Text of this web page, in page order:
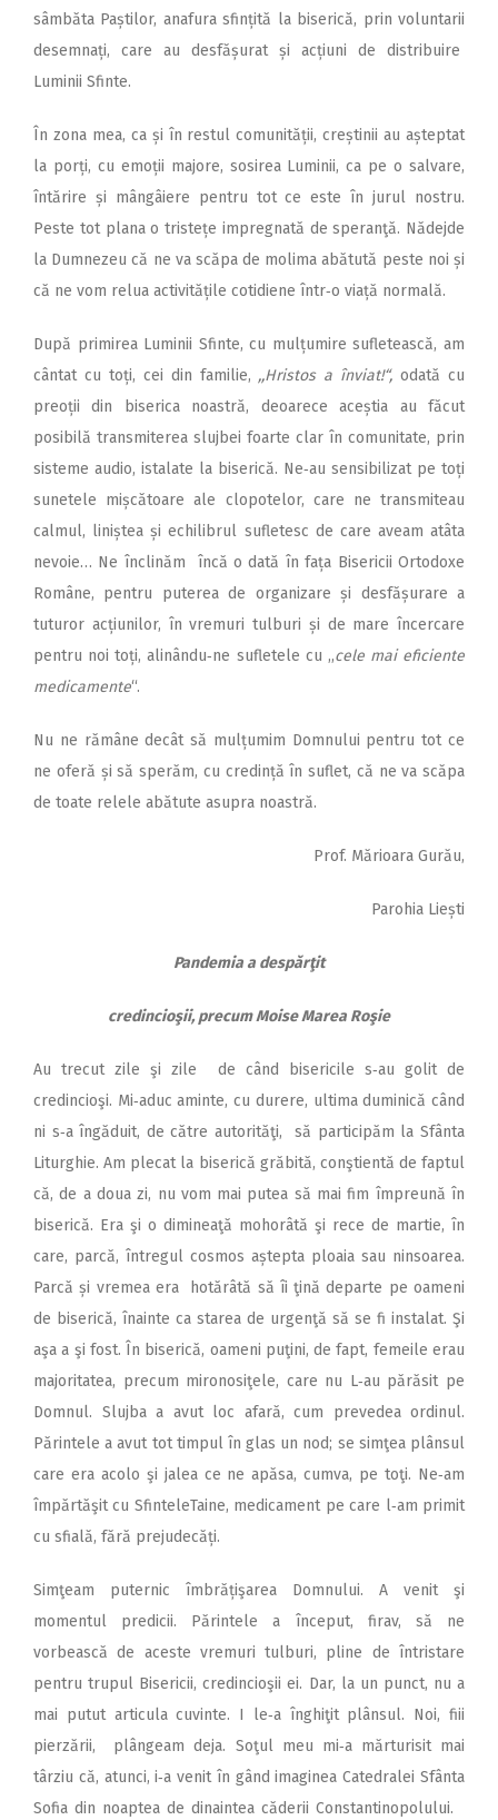
sâmbăta Paștilor, anafura sfințită la biserică, prin voluntarii
desemnați, care au desfășurat și acțiuni de distribuire
Luminii Sfinte.
În zona mea, ca și în restul comunității, creștinii au așteptat
la porți, cu emoții majore, sosirea Luminii, ca pe o salvare,
întărire și mângâiere pentru tot ce este în jurul nostru.
Peste tot plana o tristețe impregnată de speranţă. Nădejde
la Dumnezeu că ne va scăpa de molima abătută peste noi și
că ne vom relua activitățile cotidiene într‑o viață normală.
După primirea Luminii Sfinte, cu mulțumire sufletească, am
cântat cu toți, cei din familie, ,,Hristos a înviat!“, odată cu
preoții din biserica noastră, deoarece aceștia au făcut
posibilă transmiterea slujbei foarte clar în comunitate, prin
sisteme audio, istalate la biserică. Ne‑au sensibilizat pe toți
sunetele mișcătoare ale clopotelor, care ne transmiteau
calmul, liniștea și echilibrul sufletesc de care aveam atâta
nevoie… Ne înclinăm încă o dată în fața Bisericii Ortodoxe
Române, pentru puterea de organizare și desfășurare a
tuturor acțiunilor, în vremuri tulburi și de mare încercare
pentru noi toți, alinându‑ne sufletele cu ,,cele mai eficiente
medicamente“.
Nu ne rămâne decât să mul­țumim Domnului pentru tot ce
ne oferă și să sperăm, cu credință în suflet, că ne va scăpa
de toate relele abătute asupra noastră.
Prof. Mărioara Gurău,
Parohia Liești
Pandemia a despărţit
credincioşii, precum Moise Marea Roşie
Au trecut zile şi zile de când bisericile s‑au golit de
credincioşi. Mi‑aduc aminte, cu durere, ultima duminică când
ni s‑a îngăduit, de către autorităţi, să participăm la Sfânta
Liturghie. Am plecat la biserică grăbită, conştientă de faptul
că, de a doua zi, nu vom mai putea să mai fim împreună în
biserică. Era şi o dimineaţă mohorâtă şi rece de martie, în
care, parcă, întregul cosmos aștepta ploaia sau ninsoarea.
Parcă și vremea era hotărâtă să îi ţină departe pe oameni
de biserică, înainte ca starea de urgenţă să se fi instalat. Şi
aşa a şi fost. În biserică, oameni puţini, de fapt, femeile erau
majoritatea, precum mironosiţele, care nu L‑au părăsit pe
Domnul. Slujba a avut loc afară, cum prevedea ordinul.
Părintele a avut tot timpul în glas un nod; se simţea plânsul
care era acolo şi jalea ce ne apăsa, cumva, pe toţi. Ne‑am
împărtăşit cu SfinteleTaine, medicament pe care l‑am primit
cu sfială, fără prejudecăți.
Simţeam puternic îmbră­ți­şa­rea Domnului. A venit şi
momentul predicii. Părintele a început, firav, să ne
vorbească de aceste vremuri tulburi, pline de întristare
pentru trupul Bisericii, credincioşii ei. Dar, la un punct, nu a
mai putut articula cuvinte. I le‑a înghiţit plânsul. Noi, fiii
pierzării, plângeam deja. Soţul meu mi‑a mărturisit mai
târziu că, atunci, i‑a venit în gând imaginea Catedralei Sfânta
Sofia din noaptea de dinaintea căderii Constantinopolului.